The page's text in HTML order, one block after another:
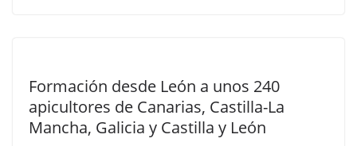
Formación desde León a unos 240
apicultores de Canarias, Castilla-La
Mancha, Galicia y Castilla y León